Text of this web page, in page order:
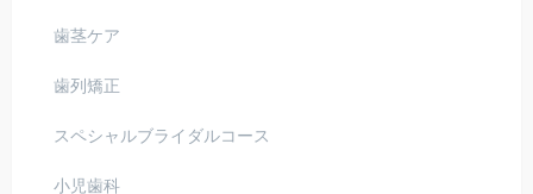
歯茎ケア
歯列矯正
スペシャルブライダルコース
小児歯科